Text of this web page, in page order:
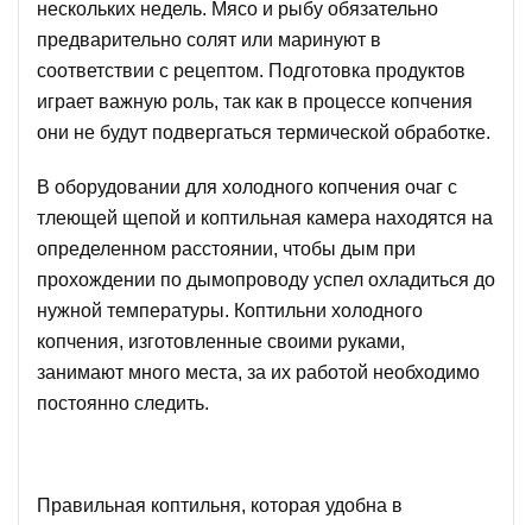
нескольких недель. Мясо и рыбу обязательно
предварительно солят или маринуют в
соответствии с рецептом. Подготовка продуктов
играет важную роль, так как в процессе копчения
они не будут подвергаться термической обработке.
В оборудовании для холодного копчения очаг с
тлеющей щепой и коптильная камера находятся на
определенном расстоянии, чтобы дым при
прохождении по дымопроводу успел охладиться до
нужной температуры. Коптильни холодного
копчения, изготовленные своими руками,
занимают много места, за их работой необходимо
постоянно следить.
Правильная коптильня, которая удобна в